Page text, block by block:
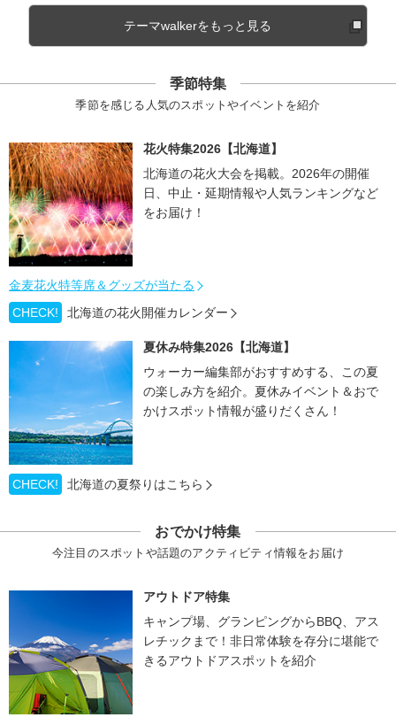
テーマwalkerをもっと見る
季節特集
季節を感じる人気のスポットやイベントを紹介
花火特集2026【北海道】
北海道の花火大会を掲載。2026年の開催
日、中止・延期情報や人気ランキングなど
をお届け！
金麦花火特等席＆グッズが当たる
CHECK!
北海道の花火開催カレンダー
夏休み特集2026【北海道】
ウォーカー編集部がおすすめする、この夏
の楽しみ方を紹介。夏休みイベント＆おで
かけスポット情報が盛りだくさん！
CHECK! 北海道の夏祭りはこちら
おでかけ特集
今注目のスポットや話題のアクティビティ情報をお届け
アウトドア特集
キャンプ場、グランピングからBBQ、アス
レチックまで！非日常体験を存分に堪能で
きるアウトドアスポットを紹介